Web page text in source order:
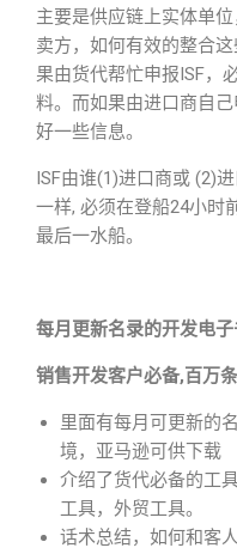
主要是供应链上实体单
卖方，如何有效的整合
果由货代帮忙申报ISF，
料。而如果由进口商自
好一些信息。
ISF由谁(1)进口商或 (2)
一样, 必须在登船24小时
最后一水船。
每月更新名录的开发电子
销售开发客户必备,百万
里面有每月可更新的
境，亚马逊可供下载
介绍了货代必备的工
工具，外贸工具。
话术总结，如何和客